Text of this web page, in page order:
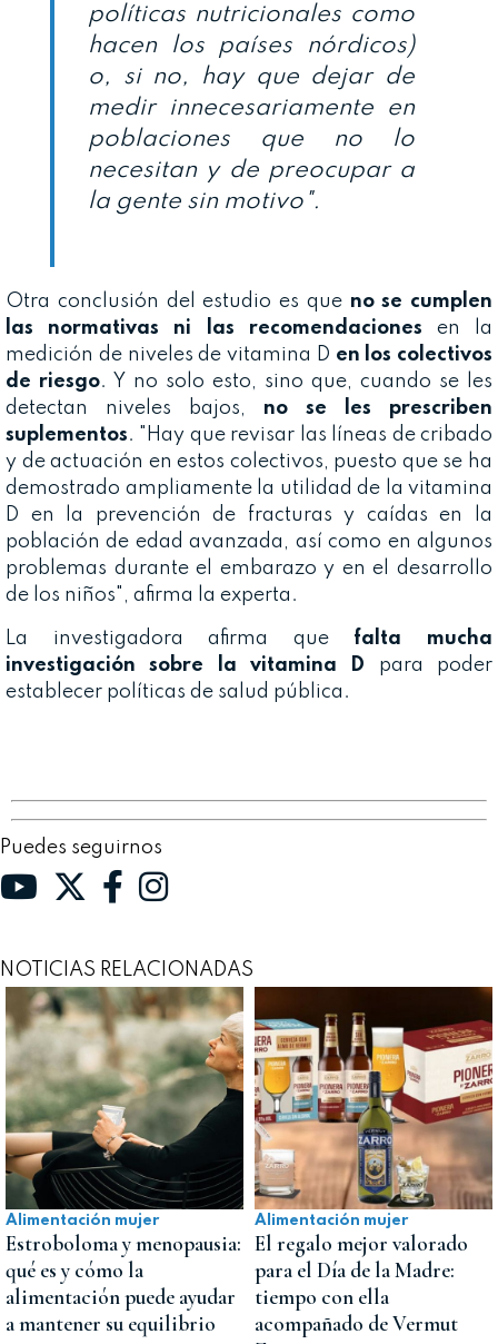
políticas nutricionales como
hacen los países nórdicos)
o, si no, hay que dejar de
medir innecesariamente en
poblaciones que no lo
necesitan y de preocupar a
la gente sin motivo".
Otra conclusión del estudio es que no se cumplen
las normativas ni las recomendaciones en la
medición de niveles de vitamina D en los colectivos
de riesgo. Y no solo esto, sino que, cuando se les
detectan niveles bajos, no se les prescriben
suplementos. "Hay que revisar las líneas de cribado
y de actuación en estos colectivos, puesto que se ha
demostrado ampliamente la utilidad de la vitamina
D en la prevención de fracturas y caídas en la
población de edad avanzada, así como en algunos
problemas durante el embarazo y en el desarrollo
de los niños", afirma la experta.
La investigadora afirma que falta mucha
investigación sobre la vitamina D para poder
establecer políticas de salud pública.
Puedes seguirnos
NOTICIAS RELACIONADAS
Alimentación mujer
Estroboloma y menopausia:
qué es y cómo la
alimentación puede ayudar
a mantener su equilibrio
Alimentación mujer
El regalo mejor valorado
para el Día de la Madre:
tiempo con ella
acompañado de Vermut